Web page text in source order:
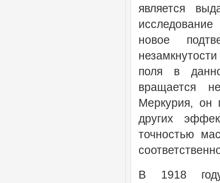
является
новое
поля в
вращается
Меркурия, он
других
точностью
В 1918